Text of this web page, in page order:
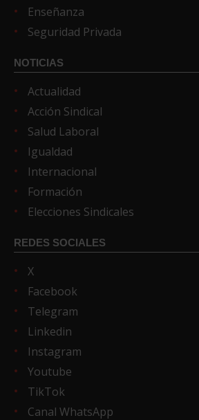
Enseñanza
Seguridad Privada
NOTICIAS
Actualidad
Acción Sindical
Salud Laboral
Igualdad
Internacional
Formación
Elecciones Sindicales
REDES SOCIALES
X
Facebook
Telegram
Linkedin
Instagram
Youtube
TikTok
Canal WhatsApp